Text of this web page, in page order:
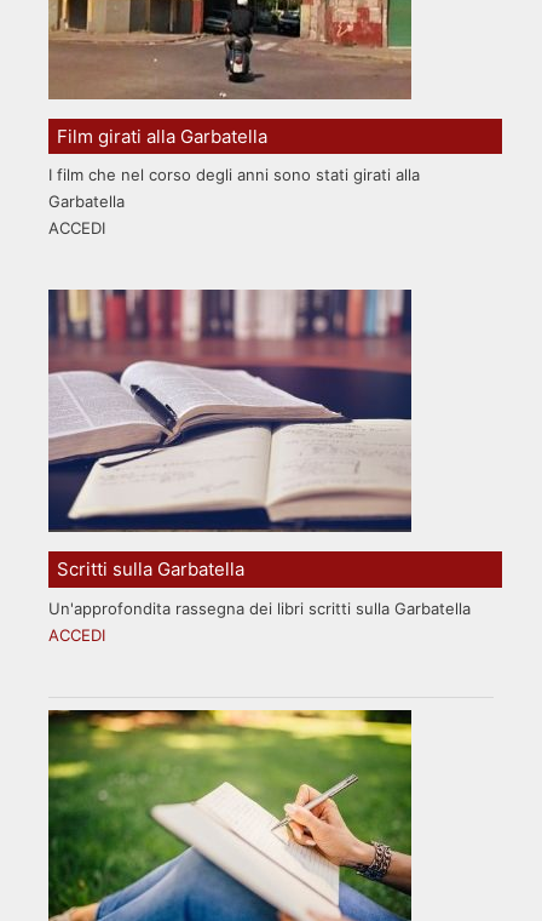
Film girati alla Garbatella
I film che nel corso degli anni sono stati girati alla
Garbatella
ACCEDI
Scritti sulla Garbatella
Un'approfondita rassegna dei libri scritti sulla Garbatella
ACCEDI